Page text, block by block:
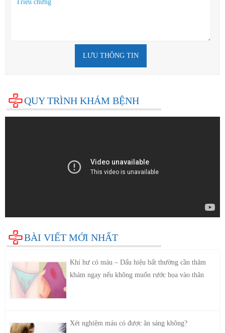
LƯU THÔNG TIN
QUY TRÌNH KHÁM BỆNH
BÀI VIẾT MỚI NHẤT
Khí hư có máu – Dấu hiệu bất thường cần thăm
khám ngay nếu không muốn rước họa vào thân
Xét nghiệm máu có được ăn sáng không?